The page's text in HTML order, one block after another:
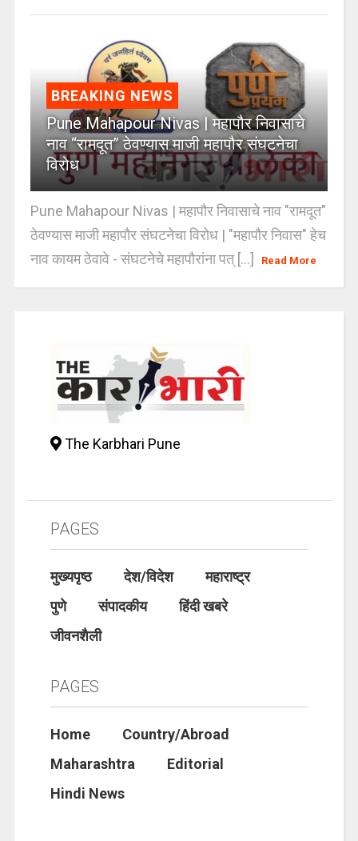
BREAKING NEWS
Pune Mahapour Nivas | महापौर निवासाचे
नाव “रामदूत” ठेवण्यास माजी महापौर संघटनेचा
विरोध
Pune Mahapour Nivas | महापौर निवासाचे नाव "रामदूत"
ठेवण्यास माजी महापौर संघटनेचा विरोध | "महापौर निवास" हेच
नाव कायम ठेवावे - संघटनेचे महापौरांना पत् [...]
Read More
The Karbhari Pune
PAGES
मुख्यपृष्ठ देश/विदेश
महाराष्ट्र
पुणे
संपादकीय
हिंदी खबरे
जीवनशैली
PAGES
Home
Country/Abroad
Maharashtra
Editorial
Hindi News